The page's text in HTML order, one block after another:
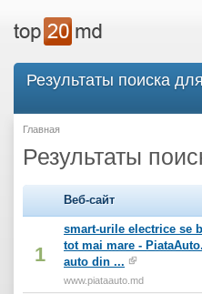
Результаты поиска
Главная
Результаты
Веб-сайт
1
smart-urile electrice se
tot mai mare -
auto din ...
www.piataauto.md